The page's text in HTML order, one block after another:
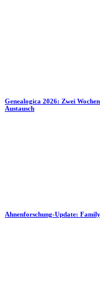
Genealogica 2026: Zwei
Austausch
Ahnenforschung-Update: